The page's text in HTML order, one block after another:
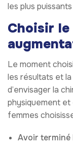
les plus
Choisir
Le moment
les résultats et
d’envisager la
physiquement
femmes
Avoir